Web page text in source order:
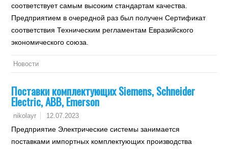
соответствует самым высоким стандартам качества.
Предприятием в очередной раз был получен Сертификат
соответствия Техническим регламентам Евразийского
экономического союза.
Новости
Поставки комплектующих Siemens, Schneider
Electric, ABB, Emerson
nikolayr 12.07.2023
Предприятие Электрические системы занимается
поставками импортных комплектующих производства